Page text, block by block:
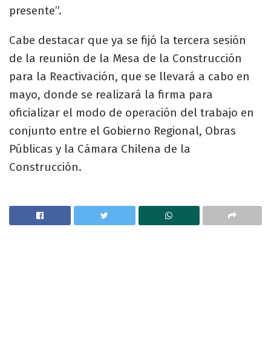
presente”.
Cabe destacar que ya se fijó la tercera sesión
de la reunión de la Mesa de la Construcción
para la Reactivación, que se llevará a cabo en
mayo, donde se realizará la firma para
oficializar el modo de operación del trabajo en
conjunto entre el Gobierno Regional, Obras
Públicas y la Cámara Chilena de la
Construcción.